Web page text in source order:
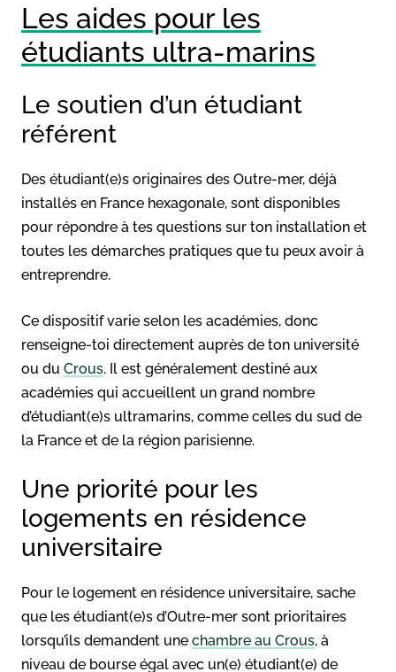
Les aides pour les
étudiants ultra-marins
Le soutien d’un étudiant
référent
Des étudiant(e)s originaires des Outre-mer, déjà
installés en France hexagonale, sont disponibles
pour répondre à tes questions sur ton installation et
toutes les démarches pratiques que tu peux avoir à
entreprendre.
Ce dispositif varie selon les académies, donc
renseigne-toi directement auprès de ton université
ou du Crous. Il est généralement destiné aux
académies qui accueillent un grand nombre
d’étudiant(e)s ultramarins, comme celles du sud de
la France et de la région parisienne.
Une priorité pour les
logements en résidence
universitaire
Pour le logement en résidence universitaire, sache
que les étudiant(e)s d’Outre-mer sont prioritaires
lorsqu’ils demandent une chambre au Crous, à
niveau de bourse égal avec un(e) étudiant(e) de